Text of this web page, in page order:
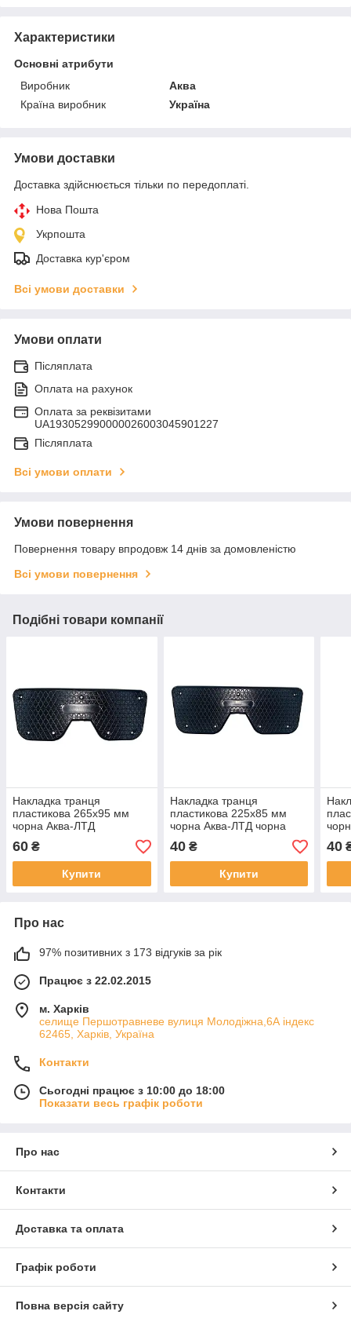
Характеристики
Основні атрибути
Виробник
Аква
Країна виробник
Україна
Умови доставки
Доставка здійснюється тільки по передоплаті.
Нова Пошта
Укрпошта
Доставка кур'єром
Всі умови доставки
Умови оплати
Післяплата
Оплата на рахунок
Оплата за реквізитами
UA193052990000026003045901227
Післяплата
Всі умови оплати
Умови повернення
Повернення товару впродовж 14 днів за домовленістю
Всі умови повернення
Подібні товари компанії
Накладка транця
пластикова 265х95 мм
чорна Аква-ЛТД
60 ₴
Купити
Накладка транця
пластикова 225х85 мм
чорна Аква-ЛТД чорна
40₴
Купити
40
Про нас
97% позитивних з 173 відгуків за рік
Працює з 22.02.2015
м. Харків
cелище Першотравневе вулиця Молодіжна,6А індекс
62465, Харків, Україна
Контакти
Сьогодні працює з 10:00 до 18:00
Показати весь графік роботи
Про нас
Контакти
Доставка та оплата
Графік роботи
Повна версія сайту